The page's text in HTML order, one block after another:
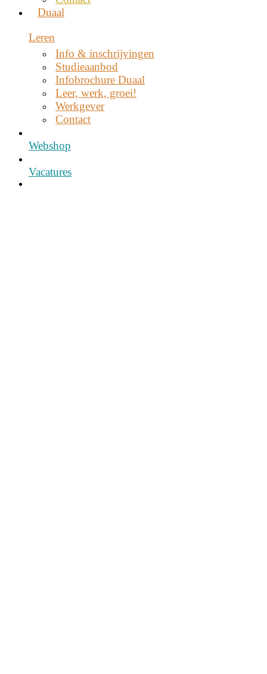
Duaal
Leren
Info & inschrijvingen
Studieaanbod
Infobrochure Duaal
Leer, werk, groei!
Werkgever
Contact
Webshop
Vacatures